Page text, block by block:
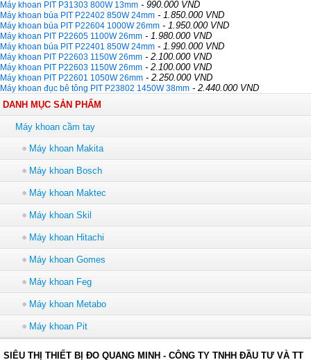
Máy khoan PIT P31303 800W 13mm - 990.000 VND
Máy khoan búa PIT P22402 850W 24mm - 1.850.000 VND
Máy khoan búa PIT P22604 1000W 26mm - 1.950.000 VND
Máy khoan PIT P22605 1100W 26mm - 1.980.000 VND
Máy khoan búa PIT P22401 850W 24mm - 1.990.000 VND
Máy khoan PIT P22603 1150W 26mm - 2.100.000 VND
Máy khoan PIT P22603 1150W 26mm - 2.100.000 VND
Máy khoan PIT P22601 1050W 26mm - 2.250.000 VND
Máy khoan đục bê tông PIT P23802 1450W 38mm - 2.440.000 VND
DANH MỤC SẢN PHẨM
Máy khoan cầm tay
Máy khoan Makita
Máy khoan Bosch
Máy khoan Maktec
Máy khoan Skil
Máy khoan Hitachi
Máy khoan Gomes
Máy khoan Feg
Máy khoan Metabo
Máy khoan Pit
SIÊU THỊ THIẾT BỊ ĐO QUANG MINH - CÔNG TY TNHH ĐẦU TƯ VÀ TT